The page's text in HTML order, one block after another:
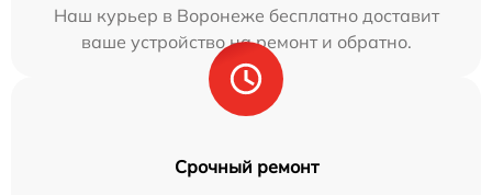
Наш курьер в Воронеже бесплатно доставит
ваше устройство на ремонт и обратно.
Срочный ремонт